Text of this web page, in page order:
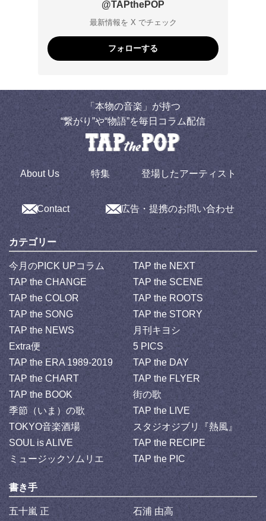
@TAPthePOP
最新情報を X でチェック
フォローする
「本物の音楽」が持つ
“繋がり”や“物語”を毎日コラム配信
About Us 特集 登場したアーティスト
Contact 広告・提携のお問い合わせ
カテゴリー
今月のPICK UPコラム
TAP the NEXT
TAP the CHANGE
TAP the SCENE
TAP the COLOR
TAP the ROOTS
TAP the SONG
TAP the STORY
TAP the NEWS
月刊キヨシ
Extra便
5 PICS
TAP the ERA 1989-2019
TAP the DAY
TAP the CHART
TAP the FLYER
TAP the BOOK
街の歌
季節（いま）の歌
TAP the LIVE
TOKYO音楽酒場
スタジオジブリ『熱風』
SOUL is ALIVE
TAP the RECIPE
ミュージックソムリエ
TAP the PIC
書き手
五十嵐 正
石浦 由高